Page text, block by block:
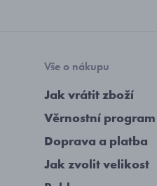
Vše o nákupu
Jak vrátit zboží
Věrnostní program
Doprava a platba
Jak zvolit velikost